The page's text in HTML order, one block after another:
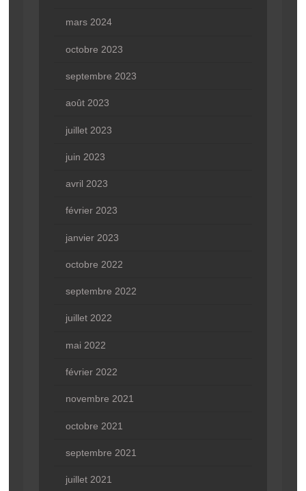
mars 2024
octobre 2023
septembre 2023
août 2023
juillet 2023
juin 2023
avril 2023
février 2023
janvier 2023
octobre 2022
septembre 2022
juillet 2022
mai 2022
février 2022
novembre 2021
octobre 2021
septembre 2021
juillet 2021